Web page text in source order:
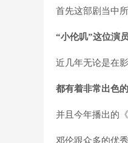
首先这部剧当中
“小伦叽”这位演
近几年无论是在
都有着非常出色
并且今年播出的
邓伦跟众多的优